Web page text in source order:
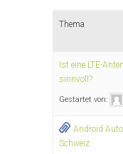
Thema
Ist eine LTE-
sinnvoll?
Gestartet von:
Android Auto
Schweiz